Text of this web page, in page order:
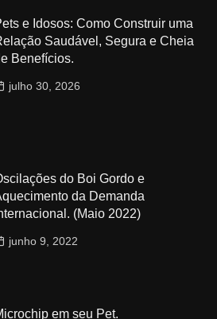
e Idosos: Como Construir uma
Saudável, Segura e Cheia
Benefícios.
julho 30, 2026
do Boi Gordo e
da Demanda
(Maio 2022)
junho 9, 2022
em seu Pet.